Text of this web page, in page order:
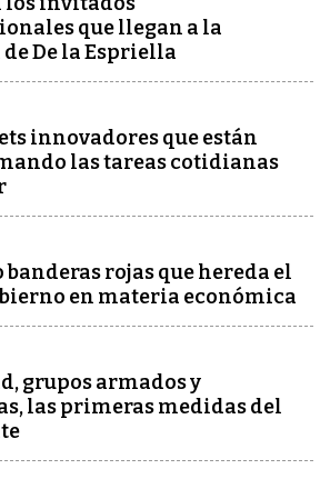
que llegan a la
De la Espriella
innovadores que están
las tareas cotidianas
banderas rojas que hereda el
en materia económica
grupos armados y
las primeras medidas del